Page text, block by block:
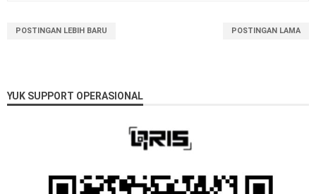
POSTINGAN LEBIH BARU POSTINGAN LAMA
YUK SUPPORT OPERASIONAL